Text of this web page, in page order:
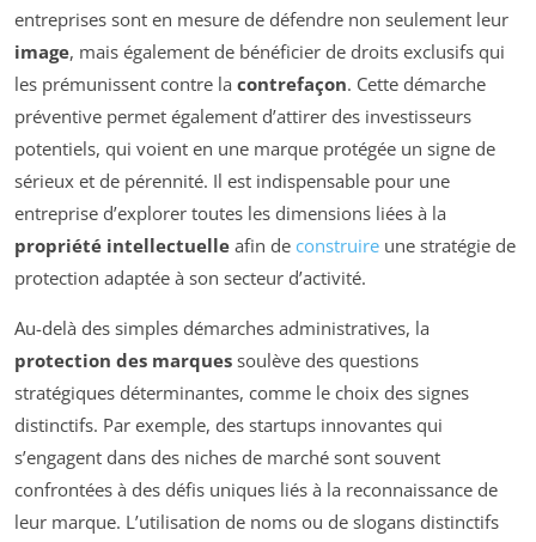
entreprises sont en mesure de défendre non seulement leur
image, mais également de bénéficier de droits exclusifs qui
les prémunissent contre la contrefaçon. Cette démarche
préventive permet également d’attirer des investisseurs
potentiels, qui voient en une marque protégée un signe de
sérieux et de pérennité. Il est indispensable pour une
entreprise d’explorer toutes les dimensions liées à la
propriété intellectuelle afin de construire une stratégie de
protection adaptée à son secteur d’activité.
Au-delà des simples démarches administratives, la
protection des marques soulève des questions
stratégiques déterminantes, comme le choix des signes
distinctifs. Par exemple, des startups innovantes qui
s’engagent dans des niches de marché sont souvent
confrontées à des défis uniques liés à la reconnaissance de
leur marque. L’utilisation de noms ou de slogans distinctifs